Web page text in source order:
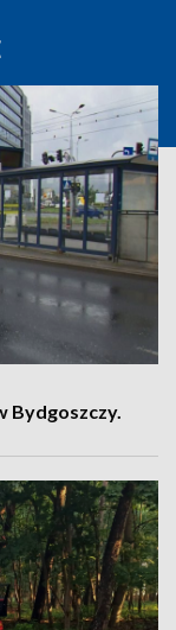
Bydgoszczy.